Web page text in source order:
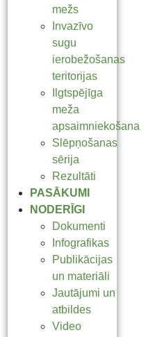
mežs
Invazīvo
sugu
ierobežošanas
teritorijas
Ilgtspējīga
meža
apsaimniekošana
Slēpņošanas
sērija
Rezultāti
PASĀKUMI
NODERĪGI
Dokumenti
Infografikas
Publikācijas
un materiāli
Jautājumi un
atbildes
Video